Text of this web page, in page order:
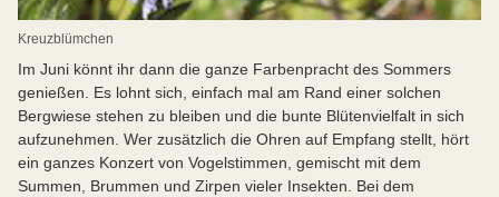
Kreuzblümchen
Im Juni könnt ihr dann die ganze Farbenpracht des Sommers
genießen. Es lohnt sich, einfach mal am Rand einer solchen
Bergwiese stehen zu bleiben und die bunte Blütenvielfalt in sich
aufzunehmen. Wer zusätzlich die Ohren auf Empfang stellt, hört
ein ganzes Konzert von Vogelstimmen, gemischt mit dem
Summen, Brummen und Zirpen vieler Insekten. Bei dem